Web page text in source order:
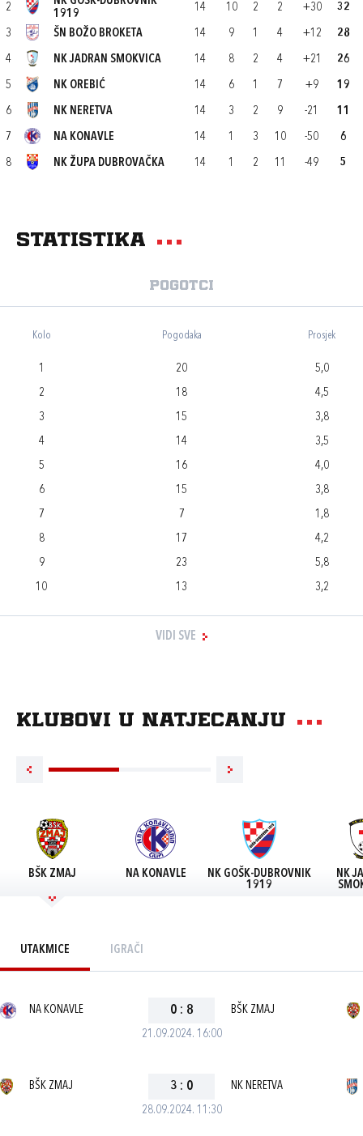
2
1919
14 10 2 2 +30 32
3 ŠN BOŽO BROKETA 14 9 1 4 +12 28
4 NK JADRAN SMOKVICA 14 8 2 4 +21 26
5 NK OREBIĆ 14 6 1 7 +9 19
6 NK NERETVA 14 3 2 9 -21 11
7 NA KONAVLE 14 1 3 10 -50 6
8 NK ŽUPA DUBROVAČKA 14 1 2 11 -49 5
Statistika
Pogotci
Kolo Pogodaka Prosjek
1 20
5,0
2
18
4,5
3
15
3,8
4
14
3,5
5
16
4,0
6
15
3,8
7
7
1,8
8
17
4,2
9
23
5,8
10
13 3,2
VIDI SVE
Klubovi u natjecanju
BŠK ZMAJ NA KONAVLE
NK GOŠK-DUBROVNIK
1919
NK
UTAKMICE IGRAČI
21.09.2024. 16:00
NA KONAVLE 0 : 8 BŠK ZMAJ
28.09.2024. 11:30
BŠK ZMAJ 3 : 0 NK NERETVA